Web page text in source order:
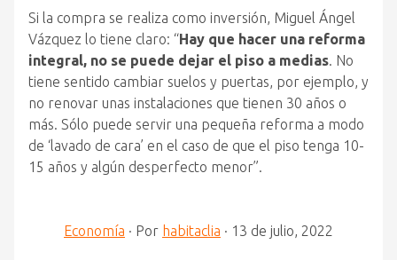
Si la compra se realiza como inversión, Miguel Ángel
Vázquez lo tiene claro: “Hay que hacer una reforma
integral, no se puede dejar el piso a medias. No
tiene sentido cambiar suelos y puertas, por ejemplo, y
no renovar unas instalaciones que tienen 30 años o
más. Sólo puede servir una pequeña reforma a modo
de ‘lavado de cara’ en el caso de que el piso tenga 10-
15 años y algún desperfecto menor”.
Economía · Por habitaclia · 13 de julio, 2022